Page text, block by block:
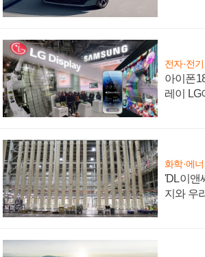
전자·전
아이폰
레이 LG
화학·에
'DL이앤
지와 우